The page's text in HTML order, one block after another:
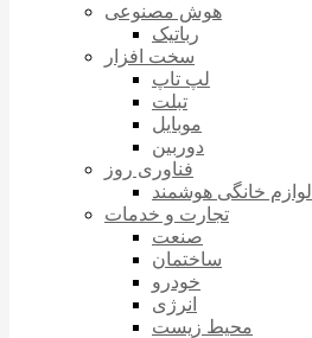
هوش مصنوعی
رباتیک
سخت افزار
لپ تاپ
تبلت
موبایل
دوربین
فناوری روز
لوازم خانگی هوشمند
تجارت و خدمات
صنعت
ساختمان
خودرو
انرژی
محیط زیست